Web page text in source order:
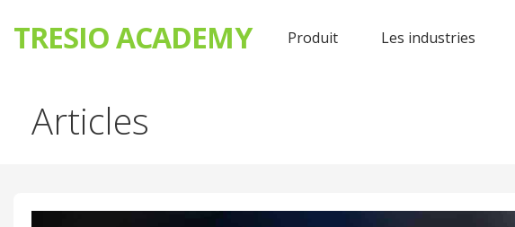
contenu
TRESIO ACADEMY Produit Les industries
Articles